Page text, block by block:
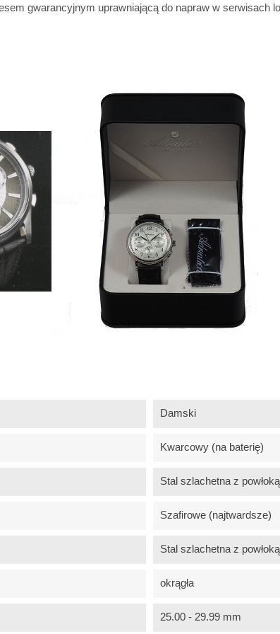
gwarancyjnym uprawniającą do napraw w serwisach
Damski
Kwarcowy (na baterię)
Stal szlachetna z
Szafirowe (najtwardsze)
Stal szlachetna z
okrągła
25.00 - 29.99 mm